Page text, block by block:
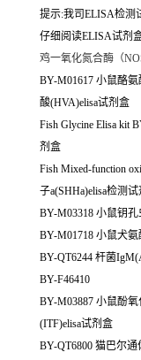
提示:我司ELISA检测
仔细阅读ELISA试剂
鸡一氧化氮合酶（
BY-M01617 小鼠酪
酸(HVA)elisa试剂盒
Fish Glycine Elisa kit
剂盒
Fish Mixed-function
子a(SHHa)elisa检测
BY-M03318 小鼠钥
BY-M01718 小鼠犬
BY-QT6244 杆菌
BY-F46410
BY-M03887 小鼠酚
(ITF)elisa试剂盒
BY-QT6800 猫巴尔通